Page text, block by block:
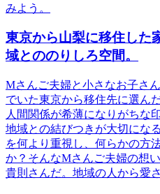
みよう。
東京から山梨に移住した
域とののりしろ空間。
Mさんご夫婦と小さなお子さ
でいた東京から移住先に選ん
人間関係が希薄になりがちな
地域との結びつきが大切にな
を何より重視し、何らかの方
か？そんなMさんご夫婦の想
貴則さんだ。地域の人から愛